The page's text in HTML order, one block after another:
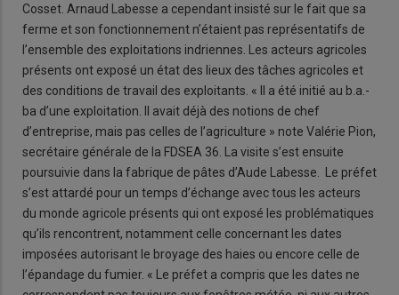
Cosset. Arnaud Labesse a cependant insisté sur le fait que sa
ferme et son fonctionnement n’étaient pas représentatifs de
l’ensemble des exploitations indriennes. Les acteurs agricoles
présents ont exposé un état des lieux des tâches agricoles et
des conditions de travail des exploitants. « Il a été initié au b.a.-
ba d’une exploitation. Il avait déjà des notions de chef
d’entreprise, mais pas celles de l’agriculture » note Valérie Pion,
secrétaire générale de la FDSEA 36. La visite s’est ensuite
poursuivie dans la fabrique de pâtes d’Aude Labesse. Le préfet
s’est attardé pour un temps d’échange avec tous les acteurs
du monde agricole présents qui ont exposé les problématiques
qu’ils rencontrent, notamment celle concernant les dates
imposées autorisant le broyage des haies ou encore celle de
l’épandage du fumier. « Le préfet a compris que les dates ne